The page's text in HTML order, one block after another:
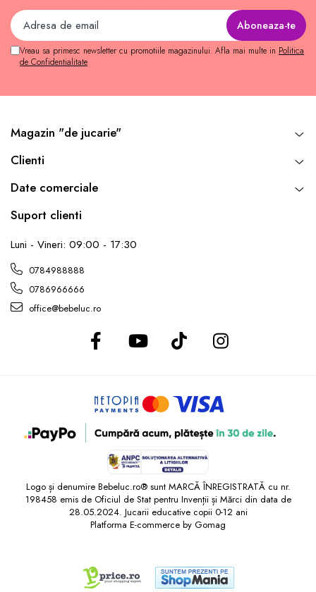
Vreau sa primesc newsletter cu promotiile magazinului. Afla mai multe in Politica
de Confidentialitate
Magazin "de jucarie"
Clienti
Date comerciale
Suport clienti
Luni - Vineri: 09:00 - 17:30
0784988888
0786966666
office@bebeluc.ro
Logo și denumire Bebeluc.ro® sunt MARCĂ ÎNREGISTRATĂ cu nr.
198458 emis de Oficiul de Stat pentru Invenții și Mărci din data de
28.05.2024. Jucarii educative copii 0-12 ani
Platforma E-commerce by Gomag